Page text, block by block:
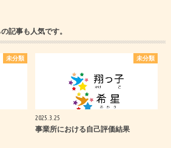
記事も人気です。
未分類 未分類
2025.3.25
事業所における自己評価結果